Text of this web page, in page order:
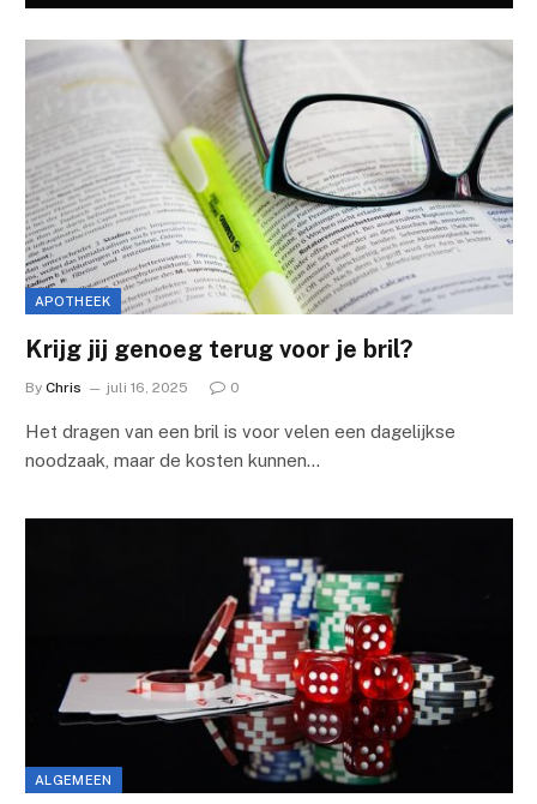
APOTHEEK
Krijg jij genoeg terug voor je bril?
By Chris juli 16, 2025 0
Het dragen van een bril is voor velen een dagelijkse
noodzaak, maar de kosten kunnen…
ALGEMEEN